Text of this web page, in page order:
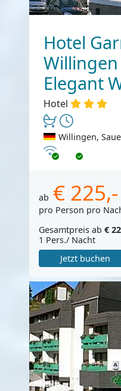
Hotel
Elegant
Hotel
Willingen,
Internet
ab € 225,-
pro Person pro
Gesamtpreis ab €
1 Pers./ Nacht
Jetzt buchen